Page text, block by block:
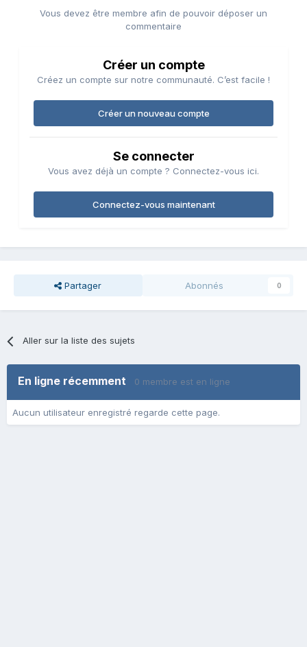
Vous devez être membre afin de pouvoir déposer un
commentaire
Créer un compte
Créez un compte sur notre communauté. C’est facile !
Créer un nouveau compte
Se connecter
Vous avez déjà un compte ? Connectez-vous ici.
Connectez-vous maintenant
Partager Abonnés 0
Aller sur la liste des sujets
En ligne récemment 0 membre est en ligne
Aucun utilisateur enregistré regarde cette page.